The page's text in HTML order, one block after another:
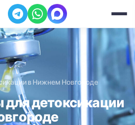
в Нижнем Новгороде
детоксикации